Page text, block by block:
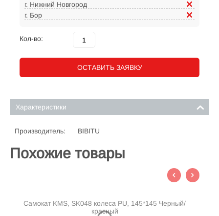
г. Нижний Новгород
г. Бор
Кол-во:
ОСТАВИТЬ ЗАЯВКУ
Характеристики
Производитель: BIBITU
Похожие товары
Самокат KMS, SK048 колеса PU, 145*145 Черный/
красный